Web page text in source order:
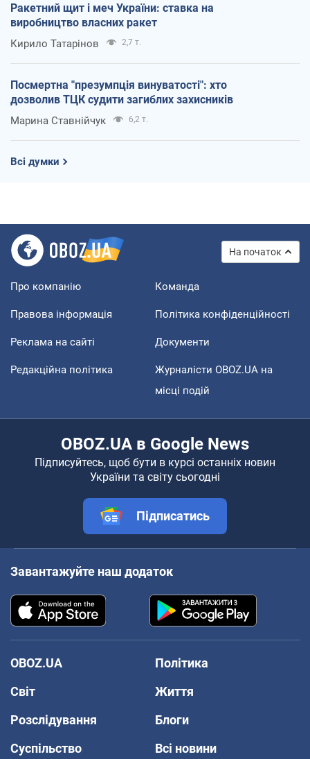
Ракетний щит і меч України: ставка на
виробництво власних ракет
Кирило Татарінов 2,7 т.
Посмертна "презумпція винуватості": хто
дозволив ТЦК судити загиблих захисників
Марина Ставнійчук 6,2 т.
Всі думки
На початок
Про компанію Команда
Правова інформація Політика конфіденційності
Реклама на сайті Документи
Редакційна політика
Журналісти OBOZ.UA на
місці подій
OBOZ.UA в Google News
Підписуйтесь, щоб бути в курсі останніх новин
України та світу сьогодні
Підписатись
Завантажуйте наш додаток
OBOZ.UA
Політика
Світ
Життя
Розслідування
Блоги
Суспільство
Всі новини